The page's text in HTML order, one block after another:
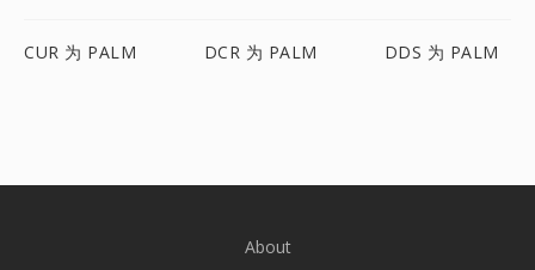
CUR 为 PALM DCR 为 PALM DDS 为 PALM
About